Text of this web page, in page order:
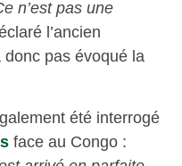
n’est pas une
l’ancien
donc pas évoqué la
été interrogé
face au Congo :